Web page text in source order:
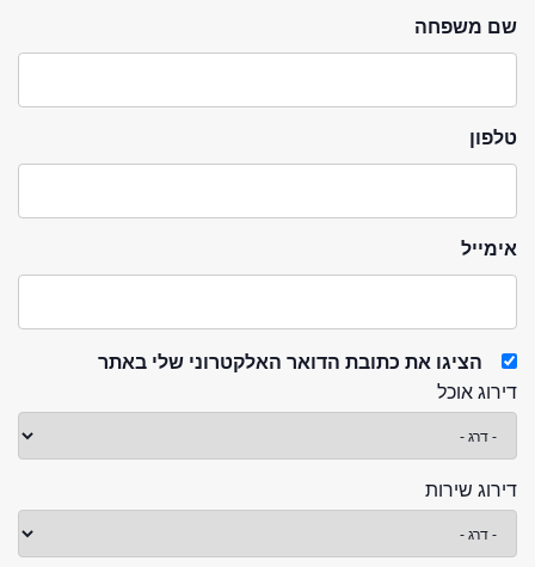
שם משפחה
טלפון
אימייל
הציגו את כתובת הדואר האלקטרוני שלי באתר
דירוג אוכל
דירוג שירות